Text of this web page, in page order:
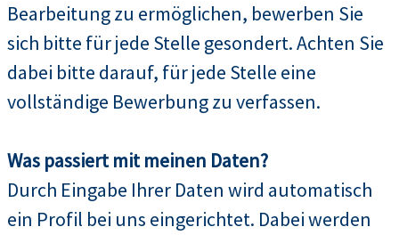
Bearbeitung zu ermöglichen, bewerben Sie
sich bitte für jede Stelle gesondert. Achten Sie
dabei bitte darauf, für jede Stelle eine
vollständige Bewerbung zu verfassen.
Was passiert mit meinen Daten?
Durch Eingabe Ihrer Daten wird automatisch
ein Profil bei uns eingerichtet. Dabei werden